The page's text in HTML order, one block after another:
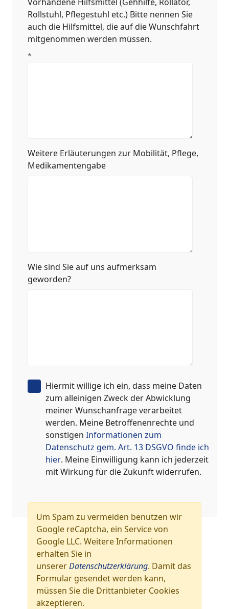
Vorhandene Hilfsmittel (Gehhilfe, Rollator,
Rollstuhl, Pflegestuhl etc.) Bitte nennen Sie
auch die Hilfsmittel, die auf die Wunschfahrt
mitgenommen werden müssen.
*
Weitere Erläuterungen zur Mobilität, Pflege,
Medikamentengabe
Wie sind Sie auf uns aufmerksam
geworden?
Hiermit willige ich ein, dass meine Daten
zum alleinigen Zweck der Abwicklung
meiner Wunschanfrage verarbeitet
werden. Meine Betroffenenrechte und
sonstigen Informationen zum
Datenschutz gem. Art. 13 DSGVO finde ich
hier. Meine Einwilligung kann ich jederzeit
mit Wirkung für die Zukunft widerrufen.
Um Spam zu vermeiden benutzen wir
Google reCaptcha, ein Service von
Google LLC. Weitere Informationen
erhalten Sie in
unsererDatenschutzerklärung. Damit das
Formular gesendet werden kann,
müssen Sie die Drittanbieter Cookies
akzeptieren.